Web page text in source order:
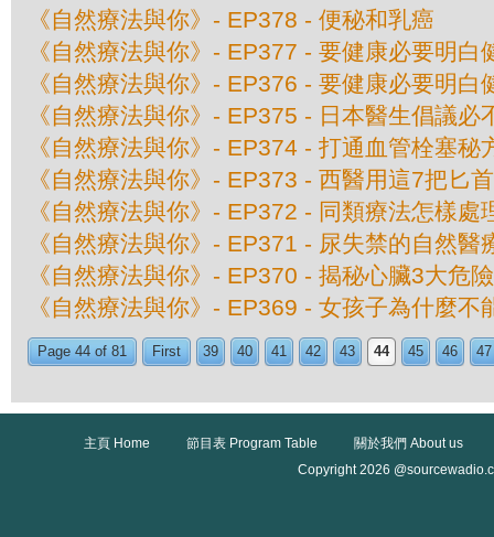
《自然療法與你》- EP378 - 便秘和乳癌
《自然療法與你》- EP377 - 要健康必要明白
《自然療法與你》- EP376 - 要健康必要明白
《自然療法與你》- EP375 - 日本醫生倡議必
《自然療法與你》- EP374 - 打通血管栓塞秘
《自然療法與你》- EP373 - 西醫用這7把匕
《自然療法與你》- EP372 - 同類療法怎樣處
《自然療法與你》- EP371 - 尿失禁的自然醫
《自然療法與你》- EP370 - 揭秘心臟3大危
《自然療法與你》- EP369 - 女孩子為什麼不
Page 44 of 81 First 39 40 41 42 43 44 45 46 47
主頁 Home 節目表 Program Table
關於我們 About us
Copyright 2026